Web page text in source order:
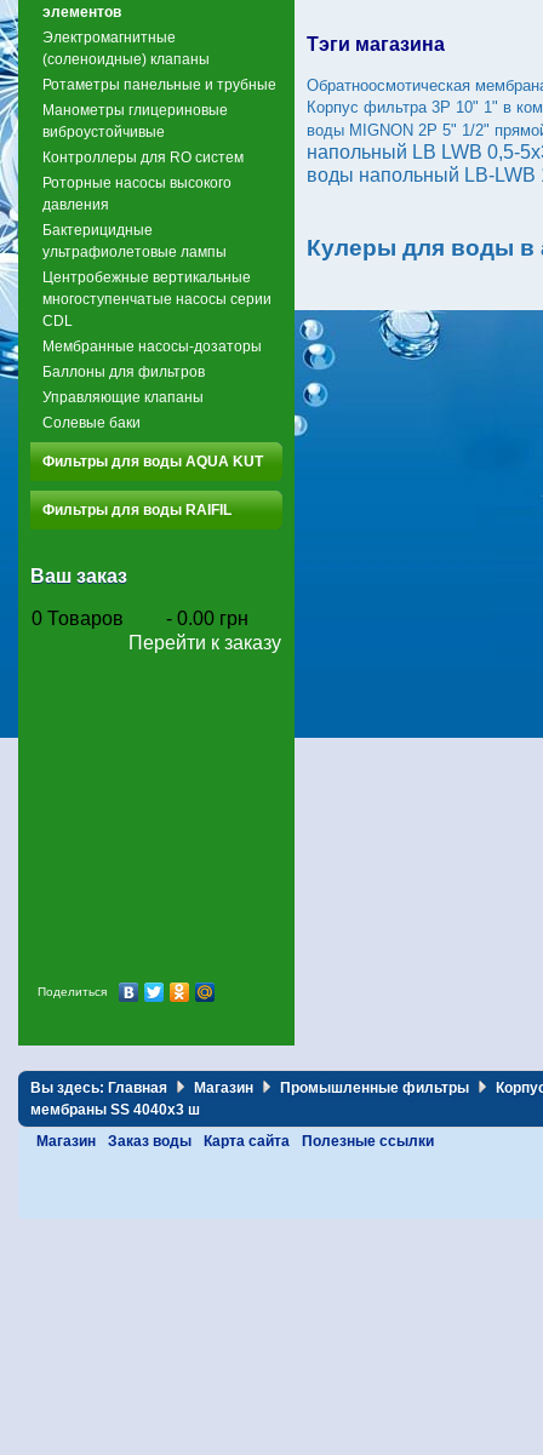
элементов
Электромагнитные
(соленоидные) клапаны
Ротаметры панельные и трубные
Манометры глицериновые
виброустойчивые
Контроллеры для RO систем
Роторные насосы высокого
давления
Бактерицидные
ультрафиолетовые лампы
Центробежные вертикальные
многоступенчатые насосы серии
CDL
Мембранные насосы-дозаторы
Баллоны для фильтров
Управляющие клапаны
Солевые баки
Фильтры для воды AQUA KUT
Фильтры для воды RAIFIL
Ваш заказ
0 Товаров - 0.00 грн
Перейти к заказу
Поделиться
Тэги магазина
Обратноосмотическая
Корпус фильтра 3Р 10" 1" в
воды MIGNON 2P 5" 1/2"
напольный LB LWB 0,5-
воды напольный LB-LWB
Кулеры для воды в
Вы здесь: Главная Магазин Промышленные фильтры
мембраны SS 4040х3 ш
Магазин
Заказ воды Карта сайта Полезные ссылки